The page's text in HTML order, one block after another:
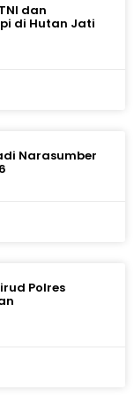
dan
di Hutan Jati
Narasumber
Polres